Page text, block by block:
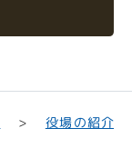
役場の紹介